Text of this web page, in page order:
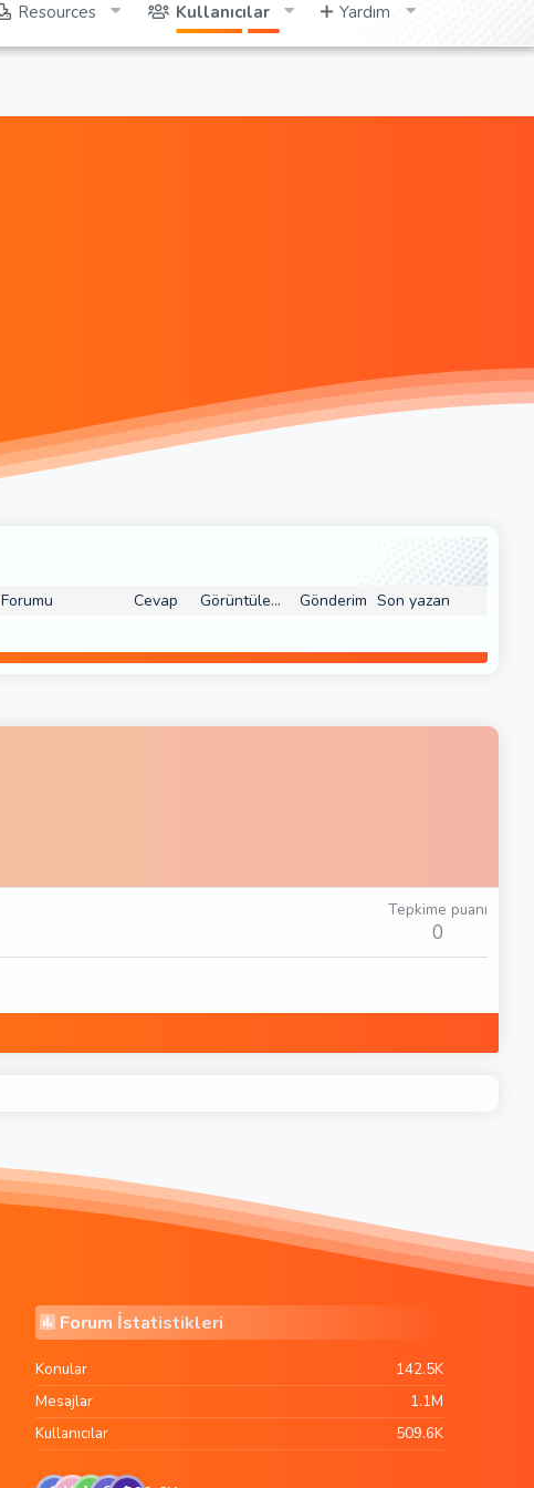
Giriş yap Kayıt ol
Resources Kullanıcılar Yardım
Forumu Cevap Görüntüleme Gönderim Son yazan
Tepkime puanı
0
Forum İstatistikleri
Konular
142.5K
Mesajlar
1.1M
Kullanıcılar
509.6K